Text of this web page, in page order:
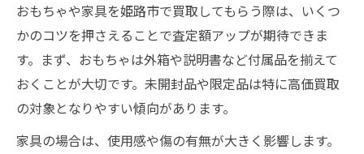
おもちゃや家具を姫路市で買取してもらう際は、いくつ
かのコツを押さえることで査定額アップが期待できま
す。まず、おもちゃは外箱や説明書など付属品を揃えて
おくことが大切です。未開封品や限定品は特に高価買取
の対象となりやすい傾向があります。
家具の場合は、使用感や傷の有無が大きく影響します。